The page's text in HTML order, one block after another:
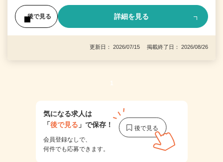
後で見る 詳細を見る
更新日： 2026/07/15 掲載終了日： 2026/08/26
1
気になる求人は
「後で見る 」で保存！
会員登録なしで、
何件でも応募できます。